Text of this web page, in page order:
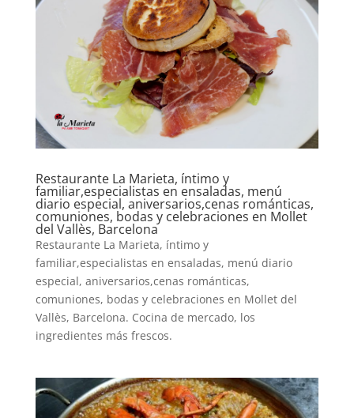
Restaurante La Marieta, íntimo y
familiar,especialistas en ensaladas, menú
diario especial, aniversarios,cenas románticas,
comuniones, bodas y celebraciones en Mollet
del Vallès, Barcelona
Restaurante La Marieta, íntimo y
familiar,especialistas en ensaladas, menú diario
especial, aniversarios,cenas románticas,
comuniones, bodas y celebraciones en Mollet del
Vallès, Barcelona. Cocina de mercado, los
ingredientes más frescos.